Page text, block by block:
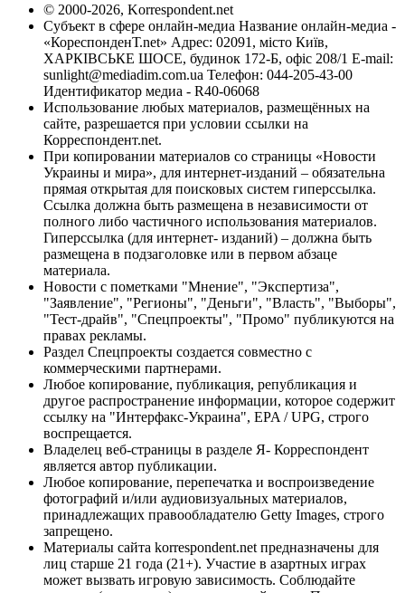
© 2000-2026, Korrespondent.net
Субъект в сфере онлайн-медиа Название онлайн-медиа -
«КореспонденТ.net» Адрес: 02091, місто Київ,
ХАРКІВСЬКЕ ШОСЕ, будинок 172-Б, офіс 208/1 E-mail:
sunlight@mediadim.com.ua Телефон: 044-205-43-00
Идентификатор медиа - R40-06068
Использование любых материалов, размещённых на
сайте, разрешается при условии ссылки на
Корреспондент.net.
При копировании материалов со страницы «Новости
Украины и мира», для интернет-изданий – обязательна
прямая открытая для поисковых систем гиперссылка.
Ссылка должна быть размещена в независимости от
полного либо частичного использования материалов.
Гиперссылка (для интернет- изданий) – должна быть
размещена в подзаголовке или в первом абзаце
материала.
Новости с пометками "Мнение", "Экспертиза",
"Заявление", "Регионы", "Деньги", "Власть", "Выборы",
"Тест-драйв", "Спецпроекты", "Промо" публикуются на
правах рекламы.
Раздел Спецпроекты создается совместно с
коммерческими партнерами.
Любое копирование, публикация, републикация и
другое распространение информации, которое содержит
ссылку на "Интерфакс-Украина", EPA / UPG, строго
воспрещается.
Владелец веб-страницы в разделе Я- Корреспондент
является автор публикации.
Любое копирование, перепечатка и воспроизведение
фотографий и/или аудиовизуальных материалов,
принадлежащих правообладателю Getty Images, строго
запрещено.
Материалы сайта korrespondent.net предназначены для
лиц старше 21 года (21+). Участие в азартных играх
может вызвать игровую зависимость. Соблюдайте